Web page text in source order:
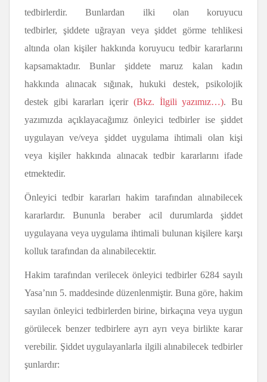
tedbirlerdir. Bunlardan ilki olan koruyucu
tedbirler, şiddete uğrayan veya şiddet görme tehlikesi
altında olan kişiler hakkında koruyucu tedbir kararlarını
kapsamaktadır. Bunlar şiddete maruz kalan kadın
hakkında alınacak sığınak, hukuki destek, psikolojik
destek gibi kararları içerir (Bkz. İlgili yazımız…). Bu
yazımızda açıklayacağımız önleyici tedbirler ise şiddet
uygulayan ve/veya şiddet uygulama ihtimali olan kişi
veya kişiler hakkında alınacak tedbir kararlarını ifade
etmektedir.
Önleyici tedbir kararları hakim tarafından alınabilecek
kararlardır. Bununla beraber acil durumlarda şiddet
uygulayana veya uygulama ihtimali bulunan kişilere karşı
kolluk tarafından da alınabilecektir.
Hakim tarafından verilecek önleyici tedbirler 6284 sayılı
Yasa’nın 5. maddesinde düzenlenmiştir. Buna göre, hakim
sayılan önleyici tedbirlerden birine, birkaçına veya uygun
görülecek benzer tedbirlere ayrı ayrı veya birlikte karar
verebilir. Şiddet uygulayanlarla ilgili alınabilecek tedbirler
şunlardır: